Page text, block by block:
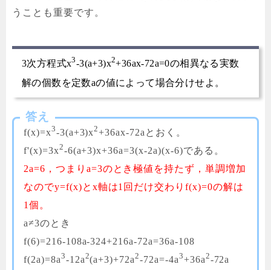
うことも重要です。
3次方程式x3-3(a+3)x2+36ax-72a=0の相異なる実数
解の個数を定数aの値によって場合分けせよ。
答え
f(x)=x3-3(a+3)x2+36ax-72aとおく。
f'(x)=3x2-6(a+3)x+36a=3(x-2a)(x-6)である。
2a=6，つまりa=3のとき極値を持たず，単調増加
なのでy=f(x)とx軸は1回だけ交わりf(x)=0の解は
1個。
a≠3のとき
f(6)=216-108a-324+216a-72a=36a-108
f(2a)=8a3-12a2(a+3)+72a2-72a=-4a3+36a2-72a